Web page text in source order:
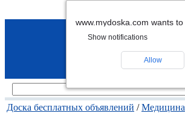
Доска бесплатных объявлений /Медицина
www.mydoska.com wants to
Show notifications
Allow